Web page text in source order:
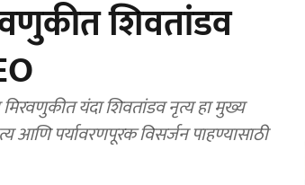
शिवतांडव
यंदा शिवतांडव नृत्य हा मुख्य
पर्यावरणपूरक विसर्जन पाहण्यासाठी